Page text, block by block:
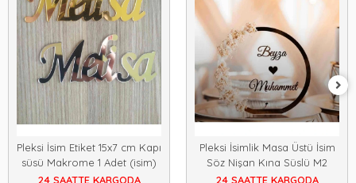
Pleksi İsim Etiket 15x7 cm Kapı
süsü Makrome 1 Adet (isim)
24 SAATTE KARGODA
Pleksi İsimlik Masa Üstü İsim
Söz Nişan Kına Süslü M2
24 SAATTE KARGODA